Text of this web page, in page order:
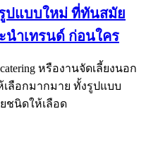
ปแบบใหม่ ที่ทันสมัย
นำเทรนด์ ก่อนใคร
หรืองานจัดเลี้ยงนอก
ลือกมากมาย ทั้งรูปแบบ
ชนิดให้เลือด